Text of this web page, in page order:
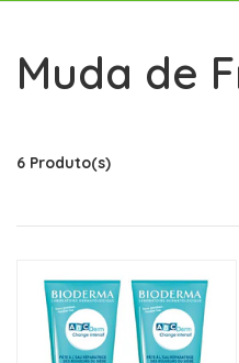
Muda de
6 Produto(s)